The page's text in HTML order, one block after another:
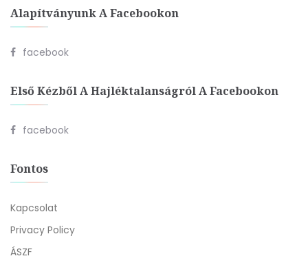
Alapítványunk A Facebookon
facebook
Első Kézből A Hajléktalanságról A Facebookon
facebook
Fontos
Kapcsolat
Privacy Policy
ÁSZF